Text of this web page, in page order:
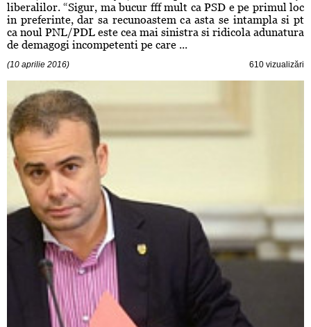
liberalilor. “Sigur, ma bucur fff mult ca PSD e pe primul loc
in preferinte, dar sa recunoastem ca asta se intampla si pt
ca noul PNL/PDL este cea mai sinistra si ridicola adunatura
de demagogi incompetenti pe care ...
(10 aprilie 2016) 610 vizualizări